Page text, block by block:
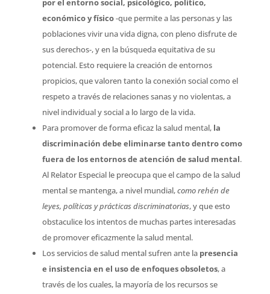
por el entorno social, psicológico, político,
económico y físico-que permite a las personas y las
poblaciones vivir una vida digna, con pleno disfrute de
sus derechos-, y en la búsqueda equitativa de su
potencial. Esto requiere la creación de entornos
propicios, que valoren tanto la conexión social como el
respeto a través de relaciones sanas y no violentas, a
nivel individual y social a lo largo de la vida.
Para promover de forma eficaz la salud mental, la
discriminación debe eliminarse tanto dentro como
fuera de los entornos de atención de salud mental.
Al Relator Especial le preocupa que el campo de la salud
mental se mantenga, a nivel mundial,como rehén de
leyes, políticas y prácticas discriminatorias, y que esto
obstaculice los intentos de muchas partes interesadas
de promover eficazmente la salud mental.
Los servicios de salud mental sufren ante la presencia
e insistencia en el uso de enfoques obsoletos, a
través de los cuales, la mayoría de los recursos se